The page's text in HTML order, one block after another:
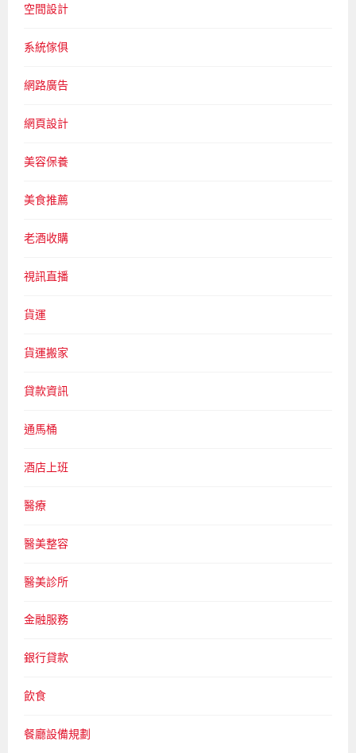
空間設計
系統傢俱
網路廣告
網頁設計
美容保養
美食推薦
老酒收購
視訊直播
貨運
貨運搬家
貸款資訊
通馬桶
酒店上班
醫療
醫美整容
醫美診所
金融服務
銀行貸款
飲食
餐廳設備規劃